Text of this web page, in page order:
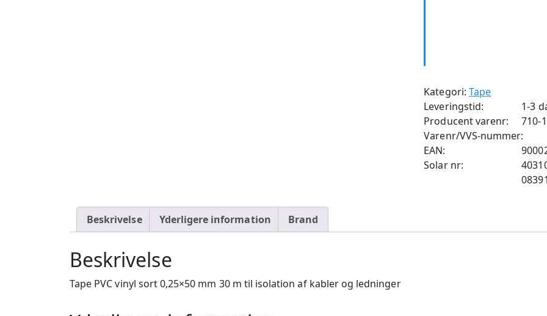
Kategori: Tape
Leveringstid:
1-3
Producent varenr:
710-
Varenr/VVS-nummer:
EAN:
Solar nr:
Beskrivelse Yderligere information Brand
Beskrivelse
Tape PVC vinyl sort 0,25×50 mm 30 m til isolation af kabler og ledninger